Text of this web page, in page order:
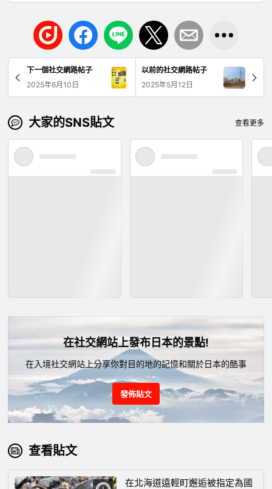
下一個社交網路帖子
2025年6月10日
以前的社交網路帖子
2025年5月12日
大家的SNS貼文 查看更多
在社交網站上發布日本的景點!
在入境社交網站上分享你對目的地的記憶和關於日本的酷事
發佈貼文
查看貼文
在北海道遠輕町邂逅被指定為國